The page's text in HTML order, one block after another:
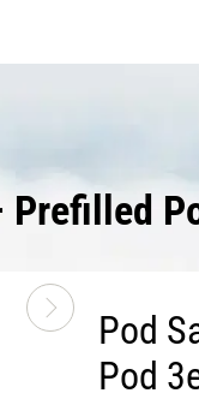
Pod
Pod